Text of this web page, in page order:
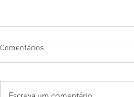
Comentários